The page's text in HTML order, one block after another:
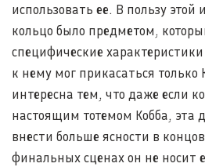
использовать ее. В пользу этой
кольцо было предметом,
специфические
к нему мог прикасаться только
интересна тем, что даже если
настоящим тотемом Кобба, эта
внести больше ясности в
финальных сценах он не носит